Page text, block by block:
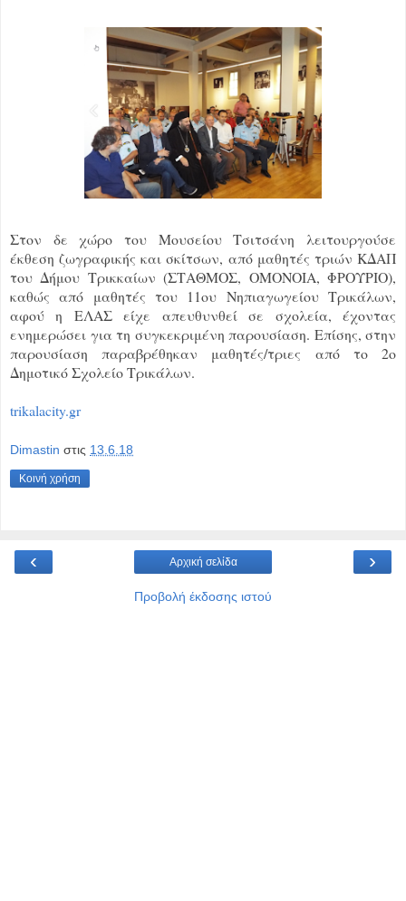
Στον δε χώρο του Μουσείου Τσιτσάνη λειτουργούσε
έκθεση ζωγραφικής και σκίτσων, από μαθητές τριών ΚΔΑΠ
του Δήμου Τρικκαίων (ΣΤΑΘΜΟΣ, ΟΜΟΝΟΙΑ, ΦΡΟΥΡΙΟ),
καθώς από μαθητές του 11ου Νηπιαγωγείου Τρικάλων,
αφού η ΕΛΑΣ είχε απευθυνθεί σε σχολεία, έχοντας
ενημερώσει για τη συγκεκριμένη παρουσίαση. Επίσης, στην
παρουσίαση παραβρέθηκαν μαθητές/τριες από το 2ο
Δημοτικό Σχολείο Τρικάλων.
trikalacity.gr
Dimastin στις 13.6.18
Κοινή χρήση
‹ ›
Αρχική σελίδα
Προβολή έκδοσης ιστού